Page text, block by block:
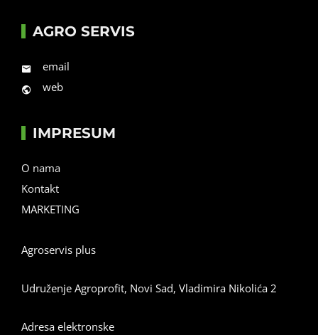
AGRO SERVIS
email
web
IMPRESUM
O nama
Kontakt
MARKETING
Agroservis plus
Udruženje Agroprofit, Novi Sad, Vladimira Nikolića 2
Adresa elektronske